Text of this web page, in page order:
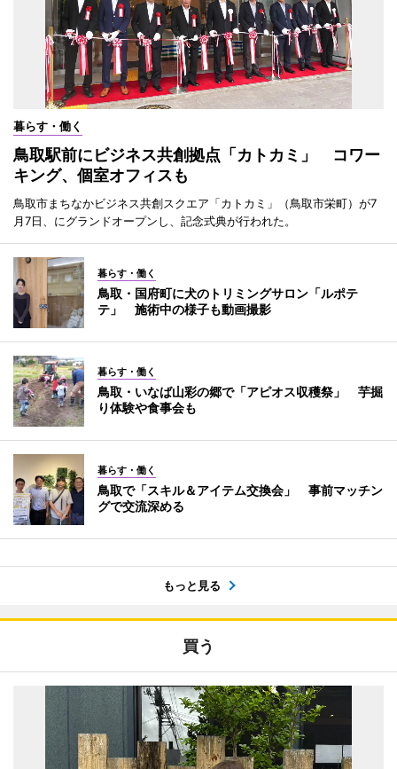
暮らす・働く
鳥取駅前にビジネス共創拠点「カトカミ」 コワー
キング、個室オフィスも
鳥取市まちなかビジネス共創スクエア「カトカミ」（鳥取市栄町）が7
月7日、にグランドオープンし、記念式典が行われた。
暮らす・働く
鳥取・国府町に犬のトリミングサロン「ルポテ
テ」 施術中の様子も動画撮影
暮らす・働く
鳥取・いなば山彩の郷で「アピオス収穫祭」 芋掘
り体験や食事会も
暮らす・働く
鳥取で「スキル＆アイテム交換会」 事前マッチン
グで交流深める
もっと見る
買う